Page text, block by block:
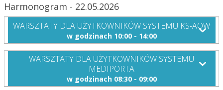
Harmonogram - 22.05.2026
WARSZTATY DLA UŻYTKOWNIKÓW SYSTEMU KS-AOW
w godzinach 10:00 - 14:00
WARSZTATY DLA UŻYTKOWNIKÓW SYSTEMU
MEDIPORTA
w godzinach 08:30 - 09:00